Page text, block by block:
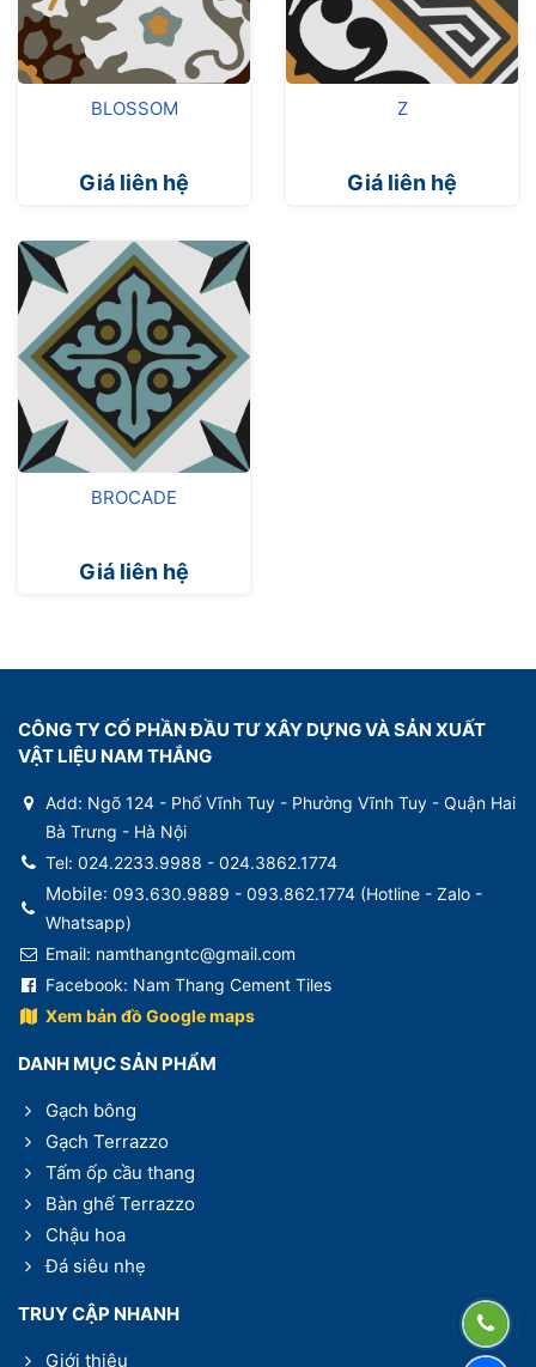
BLOSSOM
Giá liên hệ
Z
Giá liên hệ
BROCADE
Giá liên hệ
CÔNG TY CỔ PHẦN ĐẦU TƯ XÂY DỰNG VÀ SẢN XUẤT
VẬT LIỆU NAM THẮNG
Add: Ngõ 124 - Phố Vĩnh Tuy - Phường Vĩnh Tuy - Quận Hai
Bà Trưng - Hà Nội
Tel: 024.2233.9988 - 024.3862.1774
Mobile: 093.630.9889 - 093.862.1774 (Hotline - Zalo -
Whatsapp)
Email: namthangntc@gmail.com
Facebook: Nam Thang Cement Tiles
Xem bản đồ Google maps
DANH MỤC SẢN PHẨM
Gạch bông
Gạch Terrazzo
Tấm ốp cầu thang
Bàn ghế Terrazzo
Chậu hoa
Đá siêu nhẹ
TRUY CẬP NHANH
Giới thiệu